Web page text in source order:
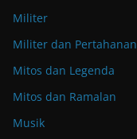
Militer
Militer dan Pertahanan
Mitos dan Legenda
Mitos dan Ramalan
Musik